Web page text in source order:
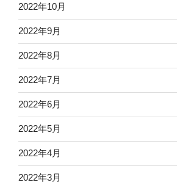
2022年10月
2022年9月
2022年8月
2022年7月
2022年6月
2022年5月
2022年4月
2022年3月